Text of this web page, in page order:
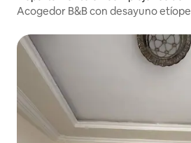
Acogedor B&B con desayuno etíope